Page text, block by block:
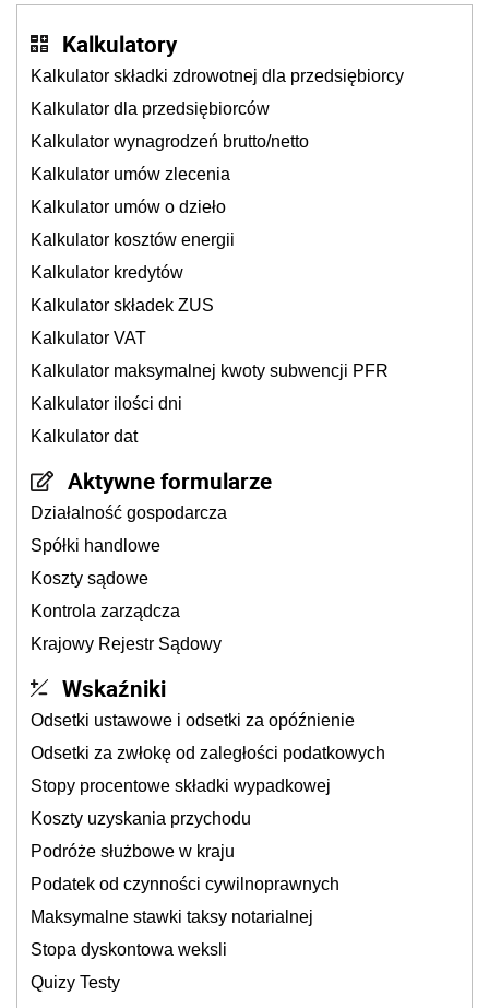
Kalkulatory
Kalkulator składki zdrowotnej dla przedsiębiorcy
Kalkulator dla przedsiębiorców
Kalkulator wynagrodzeń brutto/netto
Kalkulator umów zlecenia
Kalkulator umów o dzieło
Kalkulator kosztów energii
Kalkulator kredytów
Kalkulator składek ZUS
Kalkulator VAT
Kalkulator maksymalnej kwoty subwencji PFR
Kalkulator ilości dni
Kalkulator dat
Aktywne formularze
Działalność gospodarcza
Spółki handlowe
Koszty sądowe
Kontrola zarządcza
Krajowy Rejestr Sądowy
Wskaźniki
Odsetki ustawowe i odsetki za opóźnienie
Odsetki za zwłokę od zaległości podatkowych
Stopy procentowe składki wypadkowej
Koszty uzyskania przychodu
Podróże służbowe w kraju
Podatek od czynności cywilnoprawnych
Maksymalne stawki taksy notarialnej
Stopa dyskontowa weksli
Quizy Testy